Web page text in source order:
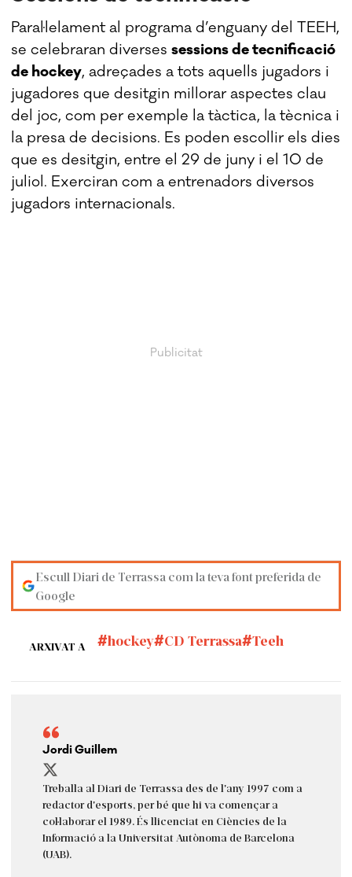
Paral·lelament al programa d’enguany del TEEH,
se celebraran diversessessions de tecnificació
de hockey, adreçades a tots aquells jugadors i
jugadores que desitgin millorar aspectes clau
del joc, com per exemple la tàctica, la tècnica i
la presa de decisions. Es poden escollir els dies
que es desitgin, entre el 29 de juny i el 10 de
juliol. Exerciran com a entrenadors diversos
jugadors internacionals.
Escull Diari de Terrassa com la teva font preferida de
Google
ARXIVAT A hockey CD Terrassa Teeh
Jordi Guillem
Treballa al Diari de Terrassa des de l'any 1997 com a
redactor d'esports, per bé que hi va començar a
col·laborar el 1989. És llicenciat en Ciències de la
Informació a la Universitat Autònoma de Barcelona
(UAB).